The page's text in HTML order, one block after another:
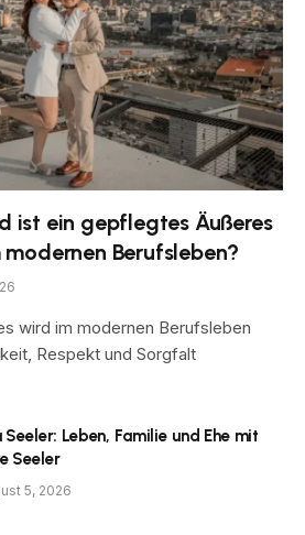
ist ein gepflegtes Äußeres
Berufsleben?
wird im modernen Berufsleben
Respekt und Sorgfalt
Seeler: Leben, Familie und Ehe mit
Seeler
5, 2026